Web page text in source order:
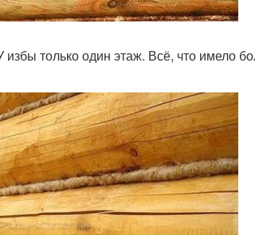
только один этаж. Всё, что имело